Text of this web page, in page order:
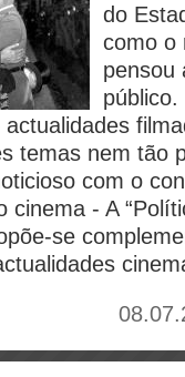
do
como o
pensou
temas nem tão
com o
cinema - A
se